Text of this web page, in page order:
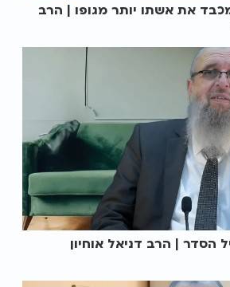
את אשתו יותר מגופו | הרב
הסדר | הרב דניאל אוחיון